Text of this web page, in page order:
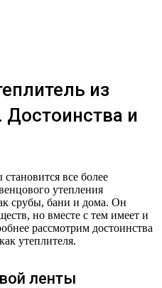
из
и
все более
утепления
срубы, бани и дома. Он
но вместе с тем имеет и
рассмотрим достоинства
утеплителя.
ленты